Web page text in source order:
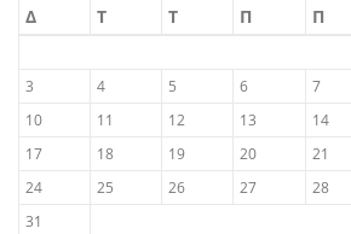
Δ Τ Τ Π Π
3
4 5 6 7
10
11 12 13 14
17
18 19 20 21
24
25 26 27 28
31